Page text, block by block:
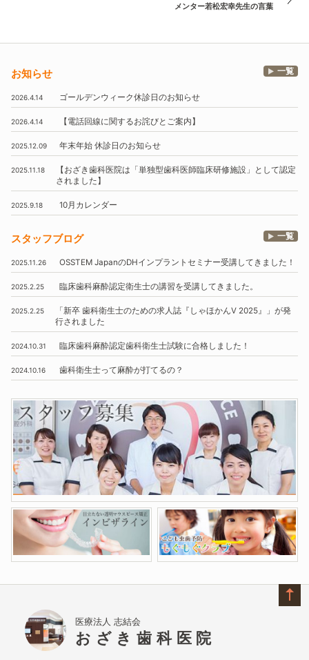
メンター若松宏幸先生の言葉
お知らせ 一覧
2026.4.14 ゴールデンウィーク休診日のお知らせ
2026.4.14 【電話回線に関するお詫びとご案内】
2025.12.09 年末年始 休診日のお知らせ
2025.11.18 【おざき歯科医院は 「単独型歯科医師臨床研修施設」
として認定
されました】
2025.9.18 10月 カレンダー
スタッフブログ 一覧
2025.11.26 OSSTEM JapanのDHインプラントセミナー受講してきました！
2025.2.25 臨床歯科麻酔認定衛生士の講習を受講してきました。
2025.2.25 「新卒 歯科衛生士のための求人誌『しゃほかんV 2025』」 が発
行されました
2024.10.31 臨床歯科麻酔認定歯科衛生士試験に合格しました！
2024.10.16 歯科衛生士って麻酔が打てるの？
医療法人 志結会
おざき歯科医院